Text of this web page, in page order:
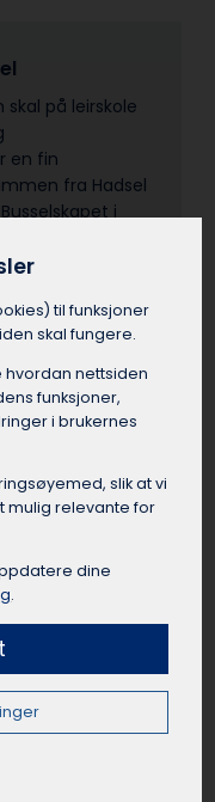
skal på leirskole
en fin
fra Hadsel
i
dyktig sjåfør
Hadsel en
oppholdet.
organisasjoner
å leie buss.
i Hadsel når de
events, turer
samhold
en praktisk og
samme vei.
med å finne
trenger for
til funksjoner
skal fungere.
hvordan nettsiden
funksjoner,
i brukernes
slik at vi
mulig relevante for
dine
.